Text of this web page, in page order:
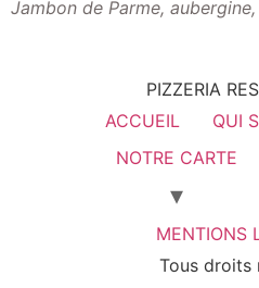
Jambon de Parme,
PIZZERIA
ACCUEIL
QUI
NOTRE CARTE
MENTIONS
Tous droits